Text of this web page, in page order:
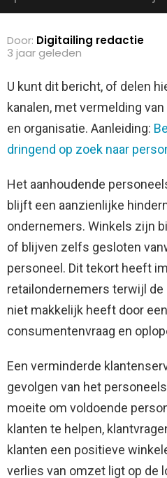
Door: Digitailing redactie
3 jaar geleden
U kunt dit bericht, of delen
kanalen, met vermelding
en organisatie. Aanleiding:
dringend op zoek naar
Het aanhoudende
blijft een aanzienlijke
ondernemers. Winkels zijn
of blijven zelfs gesloten
personeel. Dit tekort heeft
retailondernemers terwijl
niet makkelijk heeft door
consumentenvraag en
Een verminderde
gevolgen van het
moeite om voldoende
klanten te helpen,
klanten een positieve
verlies van omzet ligt op de